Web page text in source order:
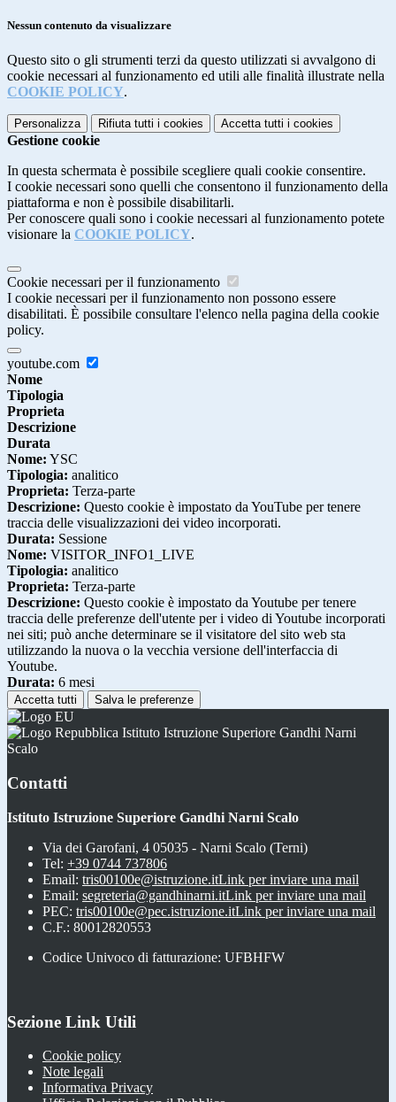
Nessun contenuto da visualizzare
Questo sito o gli strumenti terzi da questo utilizzati si avvalgono di
cookie necessari al funzionamento ed utili alle finalità illustrate nella
COOKIE POLICY.
Personalizza Rifiuta tutti i cookies Accetta tutti i cookies
Gestione cookie
In questa schermata è possibile scegliere quali cookie consentire.
I cookie necessari sono quelli che consentono il funzionamento della
piattaforma e non è possibile disabilitarli.
Per conoscere quali sono i cookie necessari al funzionamento potete
visionare la COOKIE POLICY.
Cookie necessari per il funzionamento
I cookie necessari per il funzionamento non possono essere
disabilitati. È possibile consultare l'elenco nella pagina della cookie
policy.
youtube.com
Nome
Tipologia
Proprieta
Descrizione
Durata
Nome: YSC
Tipologia: analitico
Proprieta: Terza-parte
Descrizione: Questo cookie è impostato da YouTube per tenere
traccia delle visualizzazioni dei video incorporati.
Durata: Sessione
Nome: VISITOR_INFO1_LIVE
Tipologia: analitico
Proprieta: Terza-parte
Descrizione: Questo cookie è impostato da Youtube per tenere
traccia delle preferenze dell'utente per i video di Youtube incorporati
nei siti; può anche determinare se il visitatore del sito web sta
utilizzando la nuova o la vecchia versione dell'interfaccia di
Youtube.
Durata: 6 mesi
Accetta tutti Salva le preferenze
Istituto Istruzione Superiore Gandhi Narni
Scalo
Contatti
Istituto Istruzione Superiore Gandhi Narni Scalo
Via dei Garofani, 4 05035 - Narni Scalo (Terni)
Tel: +39 0744 737806
Email: tris00100e@istruzione.itLink per inviare una mail
Email: segreteria@gandhinarni.itLink per inviare una mail
PEC: tris00100e@pec.istruzione.itLink per inviare una mail
C.F.: 80012820553
Codice Univoco di fatturazione: UFBHFW
Sezione Link Utili
Cookie policy
Note legali
Informativa Privacy